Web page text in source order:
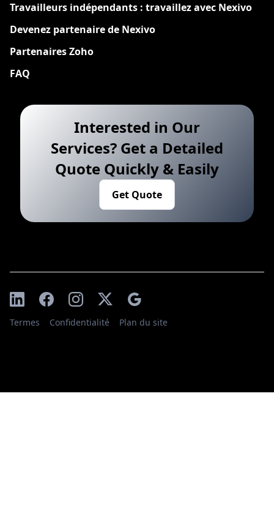
Travailleurs indépendants : travaillez avec Nexivo
Devenez partenaire de Nexivo
Partenaires Zoho
FAQ
Interested in Our
Services? Get a Detailed
Quote Quickly & Easily
Get Quote
Termes Confidentialité Plan du site